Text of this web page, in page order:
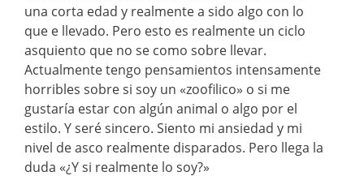
una corta edad y realmente a sido algo con lo
que e llevado. Pero esto es realmente un ciclo
asquiento que no se como sobre llevar.
Actualmente tengo pensamientos intensamente
horribles sobre si soy un «zoofilico» o si me
gustaría estar con algún animal o algo por el
estilo. Y seré sincero. Siento mi ansiedad y mi
nivel de asco realmente disparados. Pero llega la
duda «¿Y si realmente lo soy?»